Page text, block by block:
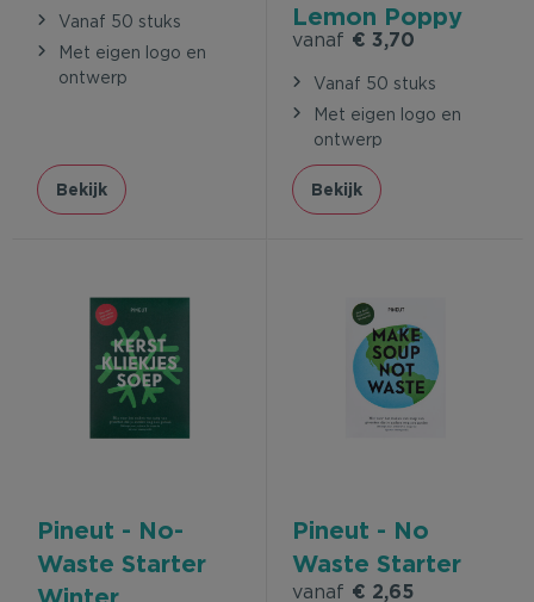
Vanaf 50 stuks
Met eigen logo en
ontwerp
Bekijk
Lemon Poppy
Cake
vanaf € 3,70
Vanaf 50 stuks
Met eigen logo en
ontwerp
Bekijk
Pineut - No-
Waste Starter
Pineut - No
Waste Starter
vanaf € 2,65